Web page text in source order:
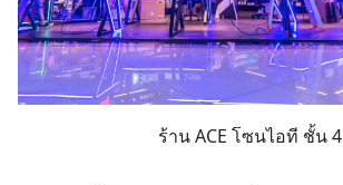
ร้านACE โซนไอที ชั้น 4